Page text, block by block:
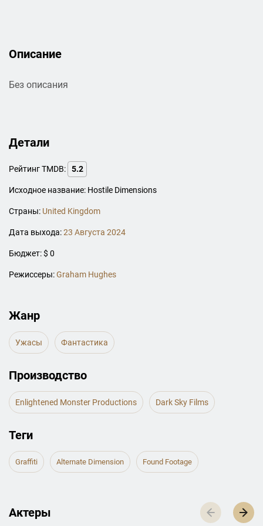
Описание
Без описания
Детали
Рейтинг TMDB: 5.2
Исходное название: Hostile Dimensions
Страны: United Kingdom
Дата выхода:23 Августа 2024
Бюджет: $ 0
Режиссеры:Graham Hughes
Жанр
Ужасы Фантастика
Производство
Enlightened Monster Productions Dark Sky Films
Теги
Graffiti Alternate Dimension Found Footage
Актеры